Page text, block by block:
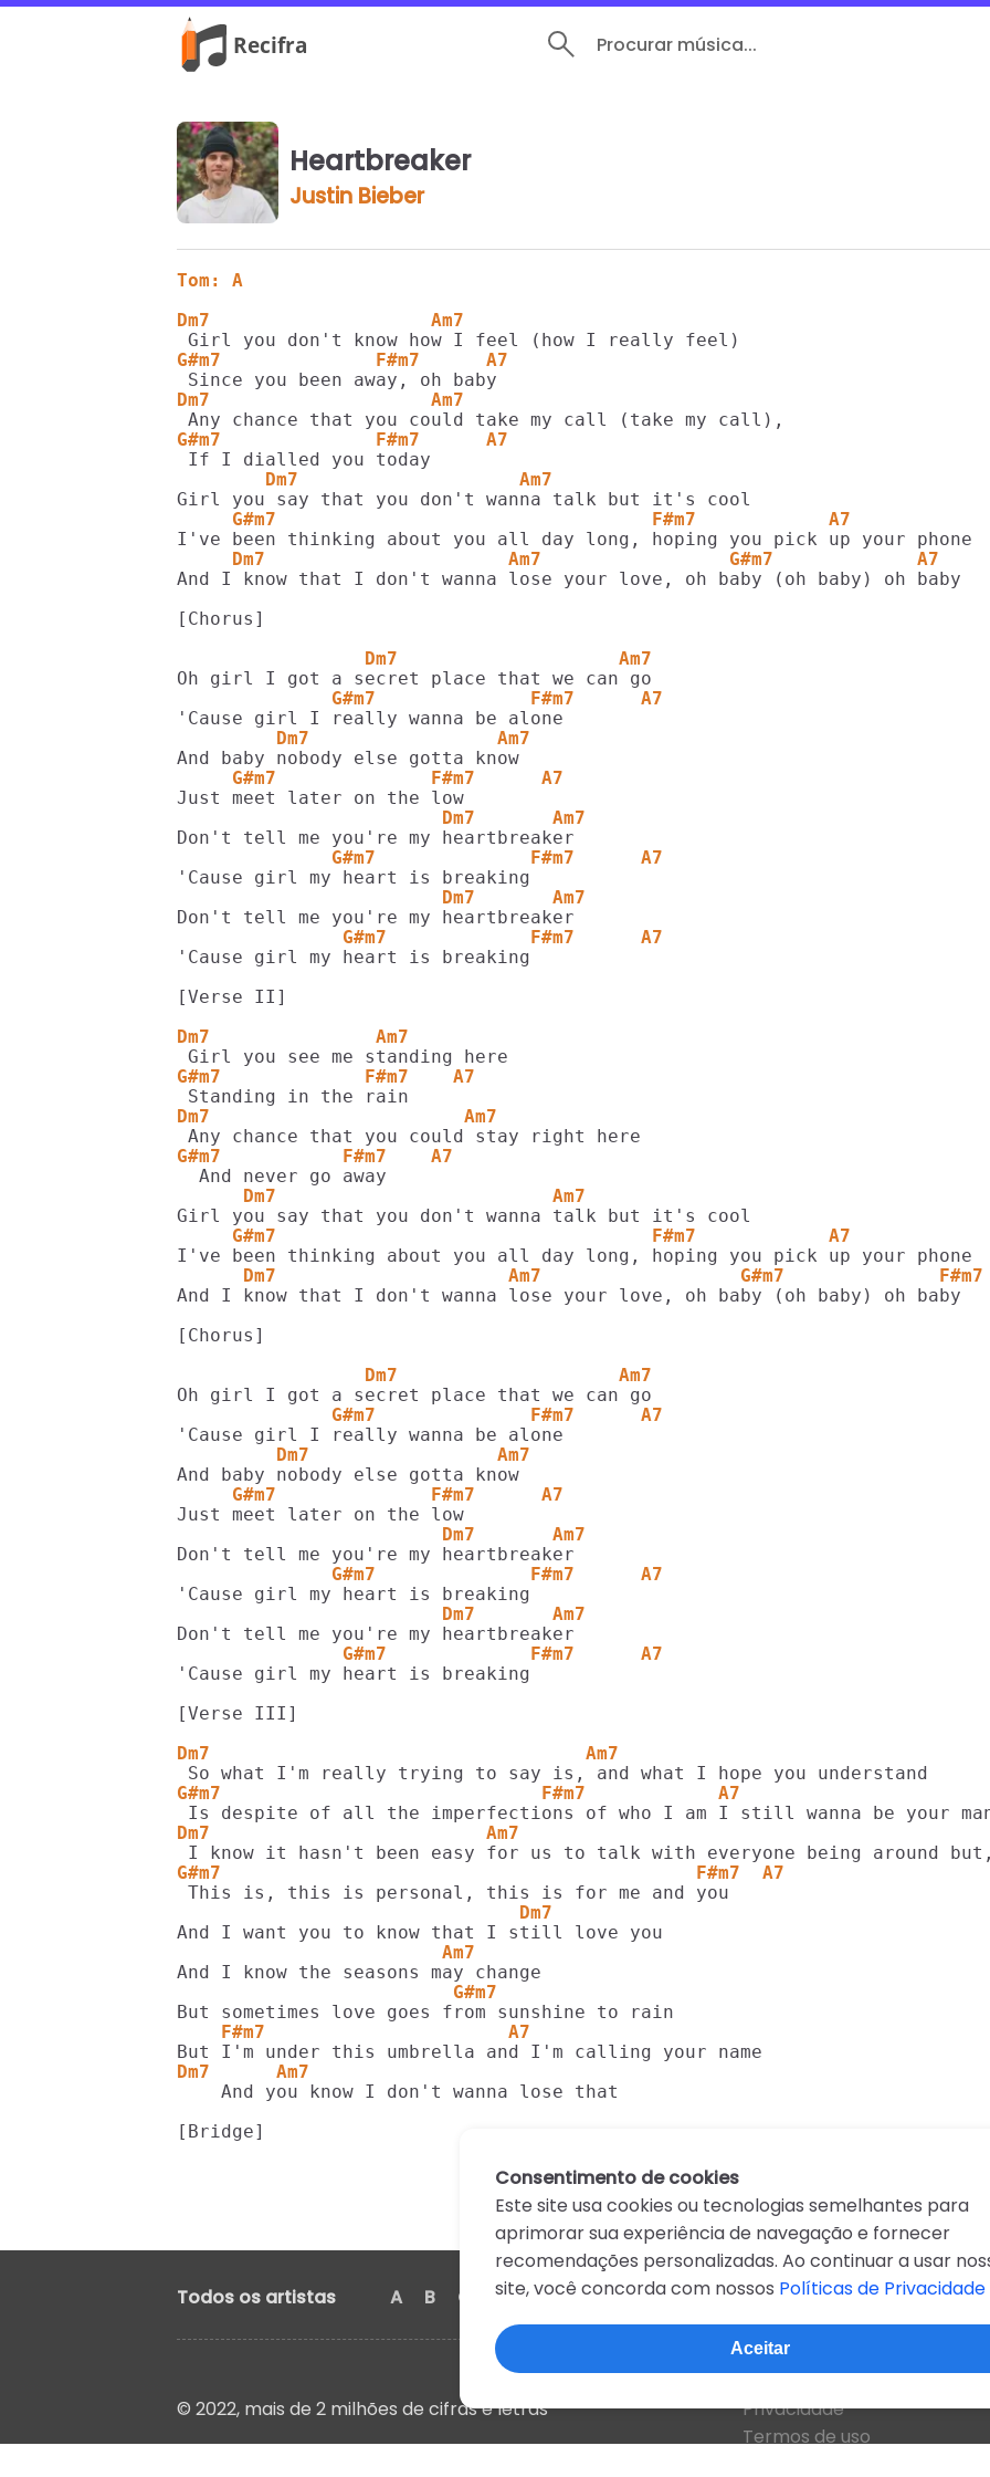
Procurar música...
Heartbreaker
Justin Bieber
Tom: A
Dm7                    Am7
G#m7              F#m7      A7
Dm7                    Am7
G#m7              F#m7      A7
        Dm7                    Am7
     G#m7                                  F#m7            A7
     Dm7                      Am7                 G#m7             A7
And I know that I don't wanna lose your love, oh baby (oh baby) oh baby
[Chorus]
                 Dm7                    Am7
              G#m7              F#m7      A7
         Dm7                 Am7
     G#m7              F#m7      A7
                        Dm7       Am7
              G#m7              F#m7      A7
                        Dm7       Am7
               G#m7             F#m7      A7
'Cause girl my heart is breaking
[Verse II]
Dm7               Am7
G#m7             F#m7    A7
Dm7                       Am7
G#m7           F#m7    A7
      Dm7                         Am7
     G#m7                                  F#m7            A7
Dm7                     Am7                  G#m7              F#m7
And I know that I don't wanna lose your love, oh baby (oh baby) oh baby
[Chorus]
                 Dm7                    Am7
              G#m7              F#m7      A7
         Dm7                 Am7
     G#m7              F#m7      A7
                        Dm7       Am7
              G#m7              F#m7      A7
                        Dm7       Am7
               G#m7             F#m7      A7
'Cause girl my heart is breaking
[Verse III]
Dm7                                  Am7
G#m7                             F#m7            A7
Dm7                         Am7
G#m7                                           F#m7  A7
                               Dm7
                        Am7
                         G#m7
    F#m7                      A7
Dm7      Am7
    And you know I don't wanna lose that
Todos os artistas A B C D E F G H I J K L M N O P Q R
© 2022, mais de 2 milhões de cifras e letras
Sobre o site
Privacidade
Termos de uso
Consentimento de cookies
Este site usa cookies ou tecnologias semelhantes para
aprimorar sua experiência de navegação e fornecer
recomendações personalizadas. Ao continuar a usar
site, você concorda com nossos Políticas de Privacidade
Aceitar